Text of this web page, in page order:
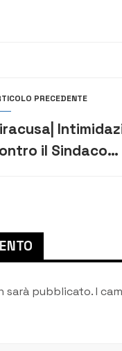
PRECEDENTE
il Sindaco
sarà pubblicato.I